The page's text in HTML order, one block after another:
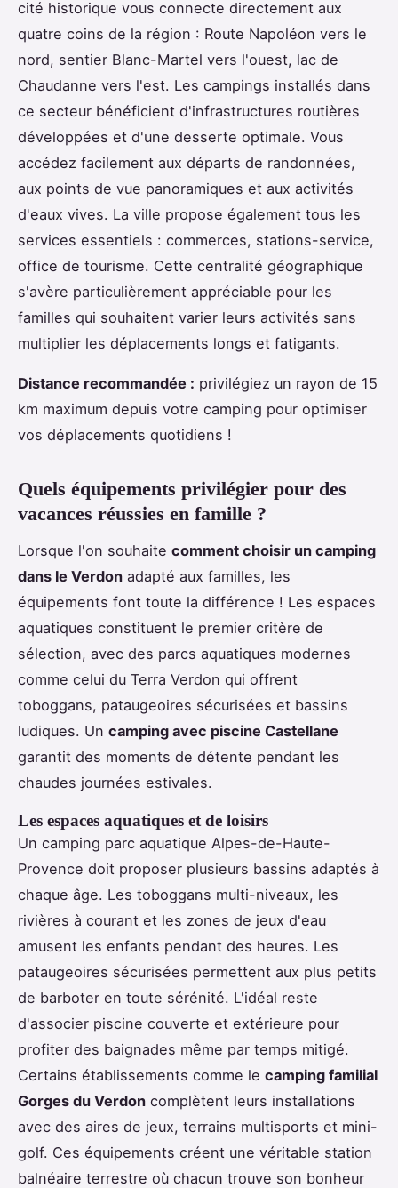
cité historique vous connecte directement aux
quatre coins de la région : Route Napoléon vers le
nord, sentier Blanc-Martel vers l'ouest, lac de
Chaudanne vers l'est. Les campings installés dans
ce secteur bénéficient d'infrastructures routières
développées et d'une desserte optimale. Vous
accédez facilement aux départs de randonnées,
aux points de vue panoramiques et aux activités
d'eaux vives. La ville propose également tous les
services essentiels : commerces, stations-service,
office de tourisme. Cette centralité géographique
s'avère particulièrement appréciable pour les
familles qui souhaitent varier leurs activités sans
multiplier les déplacements longs et fatigants.
Distance recommandée : privilégiez un rayon de 15
km maximum depuis votre camping pour optimiser
vos déplacements quotidiens !
Quels équipements privilégier pour des
vacances réussies en famille ?
Lorsque l'on souhaite comment choisir un camping
dans le Verdon adapté aux familles, les
équipements font toute la différence ! Les espaces
aquatiques constituent le premier critère de
sélection, avec des parcs aquatiques modernes
comme celui du Terra Verdon qui offrent
toboggans, pataugeoires sécurisées et bassins
ludiques. Un camping avec piscine Castellane
garantit des moments de détente pendant les
chaudes journées estivales.
Les espaces aquatiques et de loisirs
Un camping parc aquatique Alpes-de-Haute-
Provence doit proposer plusieurs bassins adaptés à
chaque âge. Les toboggans multi-niveaux, les
rivières à courant et les zones de jeux d'eau
amusent les enfants pendant des heures. Les
pataugeoires sécurisées permettent aux plus petits
de barboter en toute sérénité. L'idéal reste
d'associer piscine couverte et extérieure pour
profiter des baignades même par temps mitigé.
Certains établissements comme le camping familial
Gorges du Verdon complètent leurs installations
avec des aires de jeux, terrains multisports et mini-
golf. Ces équipements créent une véritable station
balnéaire terrestre où chacun trouve son bonheur